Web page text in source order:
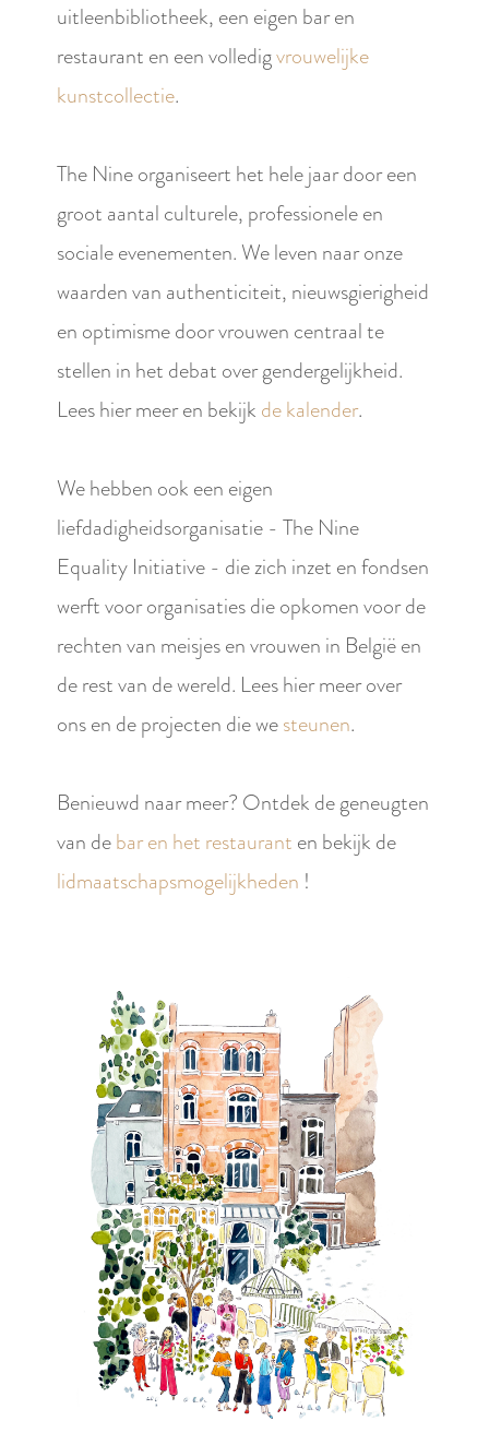
uitleenbibliotheek, een eigen bar en
restaurant en een volledigvrouwelijke
kunstcollectie.
The Nine organiseert het hele jaar door een
groot aantal culturele, professionele en
sociale evenementen. We leven naar onze
waarden van authenticiteit, nieuwsgierigheid
en optimisme door vrouwen centraal te
stellen in het debat over gendergelijkheid.
Lees hier meer en bekijk de kalender.
We hebben ook een eigen
liefdadigheidsorganisatie - The Nine
Equality Initiative - die zich inzet en fondsen
werft voor organisaties die opkomen voor de
rechten van meisjes en vrouwen in België en
de rest van de wereld. Lees hier meer over
ons en de projecten die westeunen.
Benieuwd naar meer? Ontdek de geneugten
van debar en het restaurant en bekijk de
lidmaatschapsmogelijkheden !